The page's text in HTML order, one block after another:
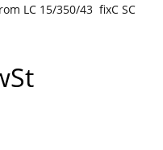
LC 15/350/43 fixC SC